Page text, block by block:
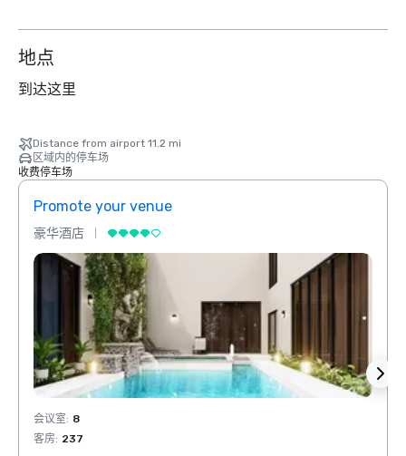
地点
到达这里
Distance from airport 11.2 mi
区域内的停车场
收费停车场
Promote your venue
豪华酒店
会议室: 8
客房: 237